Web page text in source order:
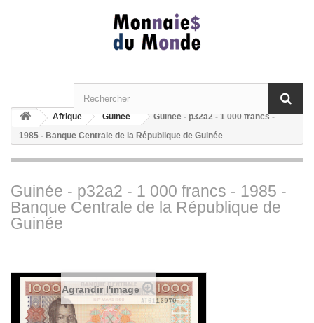
Afrique Guinée
Guinée - p32a2 - 1 000 francs -
1985 - Banque Centrale de la République de Guinée
Guinée - p32a2 - 1 000 francs - 1985 -
Banque Centrale de la République de
Guinée
Agrandir l'image